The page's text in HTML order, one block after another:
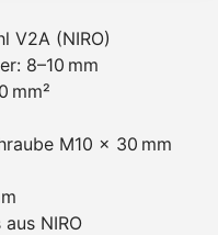
V2A (NIRO)
8–10 mm
mm²
M10 x 30 mm
NIRO